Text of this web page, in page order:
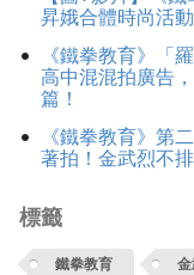
昇娥合體時尚活
《鐵拳教育》「
高中混混拍廣告
篇！
《鐵拳教育》第
著拍！金武烈不排
標籤
鐵拳教育